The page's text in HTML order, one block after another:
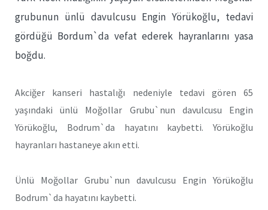
grubunun ünlü davulcusu Engin Yörükoğlu, tedavi
gördüğü Bordum`da vefat ederek hayranlarını yasa
boğdu.
Akciğer kanseri hastalığı nedeniyle tedavi gören 65
yaşındaki ünlü Moğollar Grubu`nun davulcusu Engin
Yörükoğlu, Bodrum`da hayatını kaybetti. Yörükoğlu
hayranları hastaneye akın etti.
Ünlü Moğollar Grubu`nun davulcusu Engin Yörükoğlu
Bodrum`da hayatını kaybetti.